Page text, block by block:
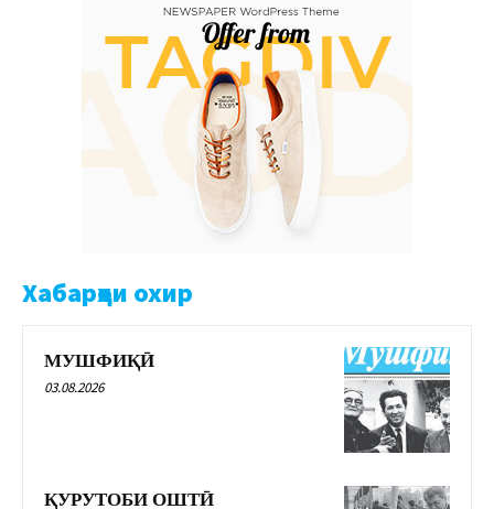
Хабарҳои охир
МУШФИҚӢ
03.08.2026
ҚУРУТОБИ ОШТӢ